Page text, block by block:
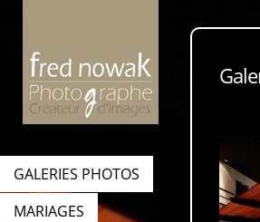
GALERIES PHOTOS
MARIAGES